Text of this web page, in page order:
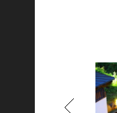
もどる